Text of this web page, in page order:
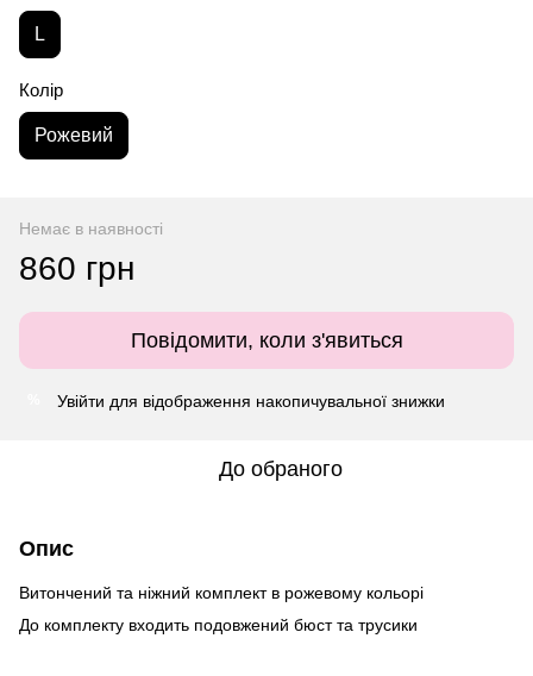
L
Колір
Рожевий
Немає в наявності
860 грн
Повідомити, коли з'явиться
Увійти для відображення накопичувальної знижки
До обраного
Опис
Витончений та ніжний комплект в рожевому кольорі
До комплекту входить подовжений бюст та трусики